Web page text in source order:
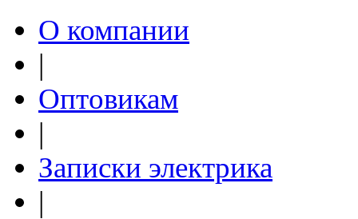
О компании
|
Оптовикам
|
Записки электрика
|